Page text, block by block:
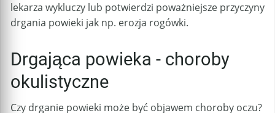
lekarza wykluczy lub potwierdzi poważniejsze przyczyny
drgania powieki jak np. erozja rogówki.
Drgająca powieka - choroby
okulistyczne
Czy drganie powieki może być objawem choroby oczu?